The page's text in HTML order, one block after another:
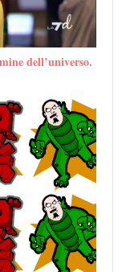
dell’universo.